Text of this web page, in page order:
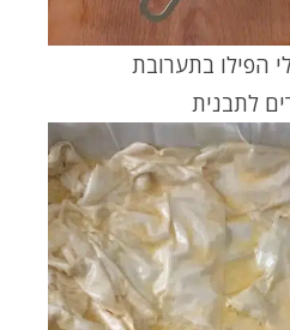
הפילו בתערובת
לתבנית